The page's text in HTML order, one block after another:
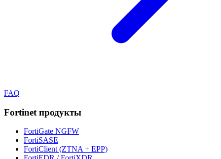
FAQ
Fortinet продукты
FortiGate NGFW
FortiSASE
FortiClient (ZTNA + EPP)